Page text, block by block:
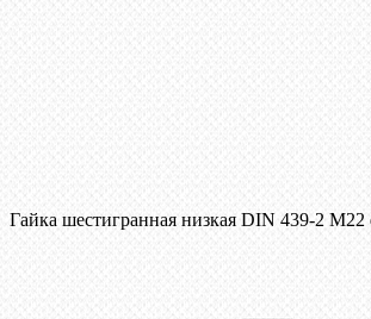
Гайка шестигранная низкая DIN 439-2 М22